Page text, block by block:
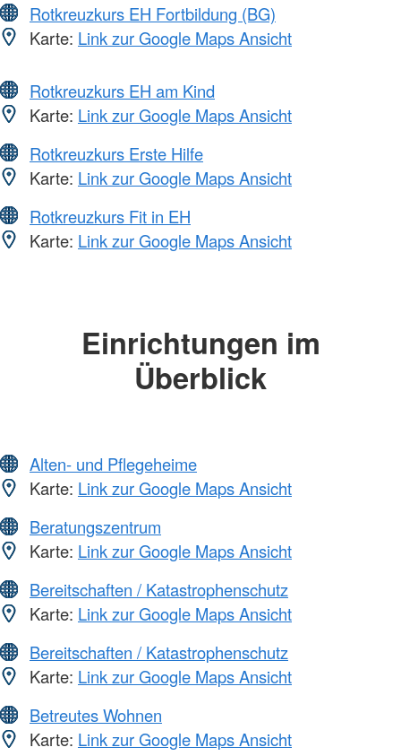
Rotkreuzkurs EH Fortbildung (BG)
Karte: Link zur Google Maps Ansicht
Rotkreuzkurs EH am Kind
Karte: Link zur Google Maps Ansicht
Rotkreuzkurs Erste Hilfe
Karte: Link zur Google Maps Ansicht
Rotkreuzkurs Fit in EH
Karte: Link zur Google Maps Ansicht
Einrichtungen im
Überblick
Alten- und Pflegeheime
Karte: Link zur Google Maps Ansicht
Beratungszentrum
Karte: Link zur Google Maps Ansicht
Bereitschaften / Katastrophenschutz
Karte: Link zur Google Maps Ansicht
Bereitschaften / Katastrophenschutz
Karte: Link zur Google Maps Ansicht
Betreutes Wohnen
Karte: Link zur Google Maps Ansicht